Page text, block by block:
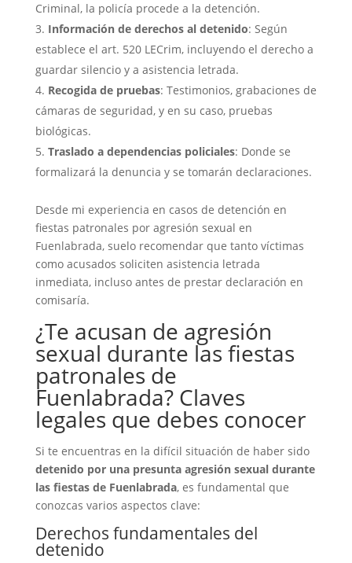
Criminal, la policía procede a la detención.
Información de derechos al detenido: Según
establece el art. 520 LECrim, incluyendo el derecho a
guardar silencio y a asistencia letrada.
Recogida de pruebas: Testimonios, grabaciones de
cámaras de seguridad, y en su caso, pruebas
biológicas.
Traslado a dependencias policiales: Donde se
formalizará la denuncia y se tomarán declaraciones.
Desde mi experiencia en casos de detención en
fiestas patronales por agresión sexual en
Fuenlabrada, suelo recomendar que tanto víctimas
como acusados soliciten asistencia letrada
inmediata, incluso antes de prestar declaración en
comisaría.
¿Te acusan de agresión
sexual durante las fiestas
patronales de
Fuenlabrada? Claves
legales que debes conocer
Si te encuentras en la difícil situación de haber sido
detenido por una presunta agresión sexual durante
las fiestas de Fuenlabrada, es fundamental que
conozcas varios aspectos clave:
Derechos fundamentales del
detenido